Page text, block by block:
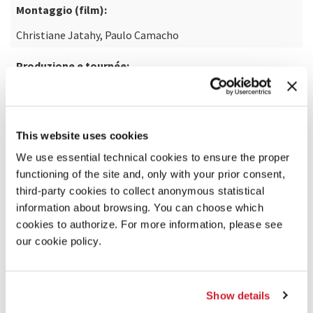
This website uses cookies
We use essential technical cookies to ensure the proper
functioning of the site and, only with your prior consent,
third-party cookies to collect anonymous statistical
information about browsing. You can choose which
cookies to authorize. For more information, please see
our cookie policy.
Show details
Montaggio (film):
Christiane Jatahy, Paulo Camacho
Produzione e tournée:
Coproduzione:
Ruhrtriennale, Comédie de Genève, Odéon-Théâtre de
l’Europe, Teatro Municipal São Luiz, Festival d’Avignon, Le
Maillon-Théâtre de Strasbourg - Scène européenne,
Riksteatern, Temporada Alta
The Freedom Theatre (Palestina), Outreach Foundation